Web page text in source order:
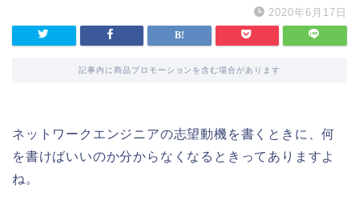
2020年6月17日
記事内に商品プロモーションを含む場合があります
ネットワークエンジニアの志望動機を書くときに、何
を書けばいいのか分からなくなるときってありますよ
ね。